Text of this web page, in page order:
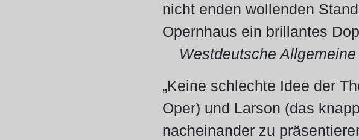
nicht enden wollenden
Opernhaus ein brillantes
Westdeutsche Allgemeine
„Keine schlechte Idee der
Oper) und Larson (das
nacheinander zu